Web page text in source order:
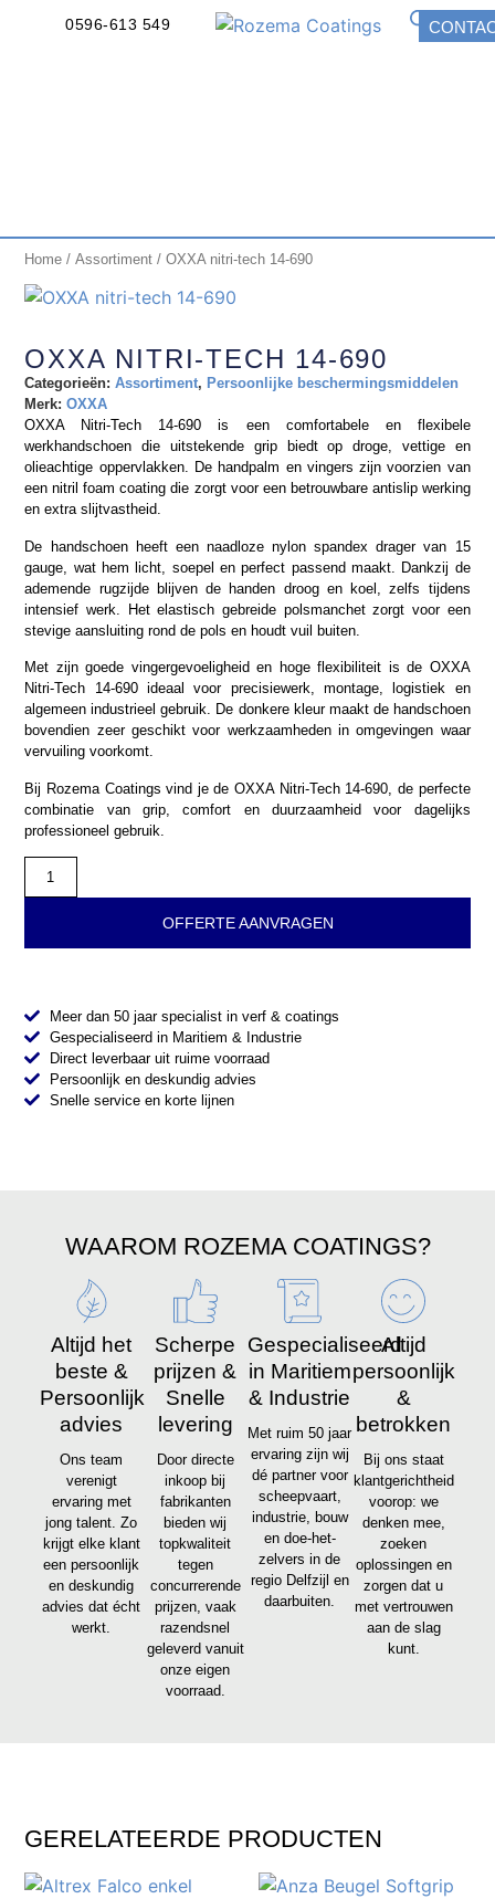
0596-613 549
Home /Assortiment / OXXA nitri-tech 14-690
OXXA NITRI-TECH 14-690
Categorieën: Assortiment, Persoonlijke beschermingsmiddelen
Merk:OXXA
OXXA Nitri-Tech 14-690 is een comfortabele en flexibele
werkhandschoen die uitstekende grip biedt op droge, vettige en
olieachtige oppervlakken. De handpalm en vingers zijn voorzien van
een nitril foam coating die zorgt voor een betrouwbare antislip werking
en extra slijtvastheid.
De handschoen heeft een naadloze nylon spandex drager van 15
gauge, wat hem licht, soepel en perfect passend maakt. Dankzij de
ademende rugzijde blijven de handen droog en koel, zelfs tijdens
intensief werk. Het elastisch gebreide polsmanchet zorgt voor een
stevige aansluiting rond de pols en houdt vuil buiten.
Met zijn goede vingergevoeligheid en hoge flexibiliteit is de OXXA
Nitri-Tech 14-690 ideaal voor precisiewerk, montage, logistiek en
algemeen industrieel gebruik. De donkere kleur maakt de handschoen
bovendien zeer geschikt voor werkzaamheden in omgevingen waar
vervuiling voorkomt.
Bij Rozema Coatings vind je de OXXA Nitri-Tech 14-690, de perfecte
combinatie van grip, comfort en duurzaamheid voor dagelijks
professioneel gebruik.
OFFERTE AANVRAGEN
Meer dan 50 jaar specialist in verf & coatings
Gespecialiseerd in Maritiem & Industrie
Direct leverbaar uit ruime voorraad
Persoonlijk en deskundig advies
Snelle service en korte lijnen
WAAROM ROZEMA COATINGS?
Altijd het
beste &
Persoonlijk
advies
Ons team
verenigt
ervaring met
jong talent. Zo
krijgt elke klant
een persoonlijk
en deskundig
advies dat écht
werkt.
Scherpe
prijzen &
Snelle
levering
Door directe
inkoop bij
fabrikanten
bieden wij
topkwaliteit
tegen
concurrerende
prijzen, vaak
razendsnel
geleverd vanuit
onze eigen
voorraad.
Gespecialiseerd
in Maritiem
& Industrie
Met ruim 50 jaar
ervaring zijn wij
dé partner voor
scheepvaart,
industrie, bouw
en doe-het-
zelvers in de
regio Delfzijl en
daarbuiten.
Altijd
persoonlijk
&
betrokken
Bij ons staat
klantgerichtheid
voorop: we
denken mee,
zoeken
oplossingen en
zorgen dat u
met vertrouwen
aan de slag
kunt.
GERELATEERDE PRODUCTEN